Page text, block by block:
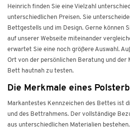
Heinrich finden Sie eine Vielzahl
unterschiedlichen Preisen. Sie
Bettgestells und im Design. Gerne können
auf unserer Webseite miteinander
erwartet Sie eine noch größere Auswahl.
Ort von der persönlichen Beratung und
Bett hautnah zu testen.
Die Merkmale eines
Markantestes Kennzeichen des Bettes ist
und des Bettrahmens. Der vollständige
aus unterschiedlichen Materialien